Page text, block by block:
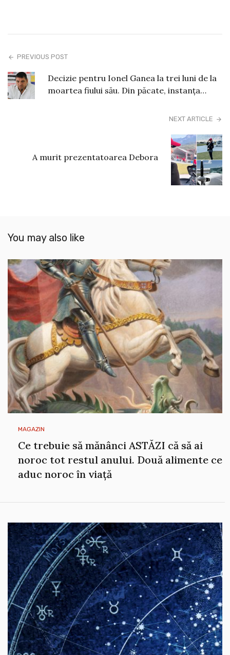
PREVIOUS POST
Decizie pentru Ionel Ganea la trei luni de la
moartea fiului său. Din păcate, instanța…
NEXT ARTICLE
A murit prezentatoarea Debora
You may also like
MAGAZIN
Ce trebuie să mănânci ASTĂZI că să ai
noroc tot restul anului. Două alimente ce
aduc noroc în viață